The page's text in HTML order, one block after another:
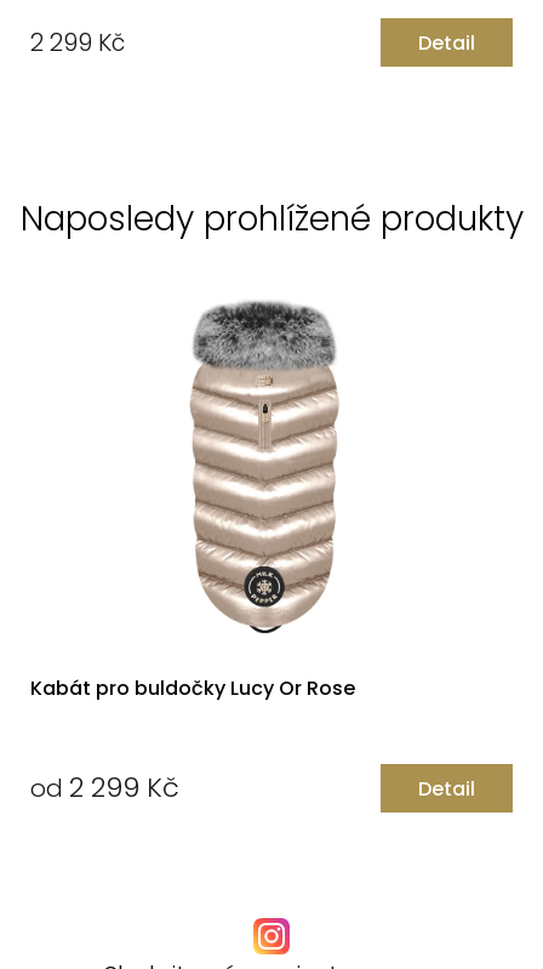
2 299 Kč Detail
Naposledy prohlížené produkty
Kabát pro buldočky Lucy Or Rose
od 2 299 Kč Detail